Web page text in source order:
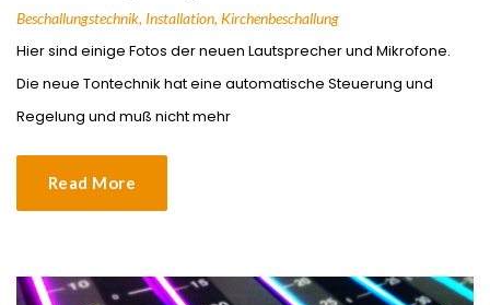
Beschallungstechnik, Installation, Kirchenbeschallung
Hier sind einige Fotos der neuen Lautsprecher und Mikrofone.
Die neue Tontechnik hat eine automatische Steuerung und
Regelung und muß nicht mehr
Read More